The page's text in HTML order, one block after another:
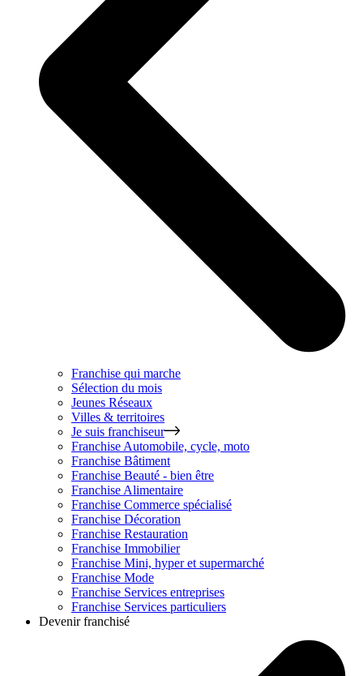
Franchise qui marche
Sélection du mois
Jeunes Réseaux
Villes & territoires
Je suis franchiseur
Franchise Automobile, cycle, moto
Franchise Bâtiment
Franchise Beauté - bien être
Franchise Alimentaire
Franchise Commerce spécialisé
Franchise Décoration
Franchise Restauration
Franchise Immobilier
Franchise Mini, hyper et supermarché
Franchise Mode
Franchise Services entreprises
Franchise Services particuliers
Devenir franchisé